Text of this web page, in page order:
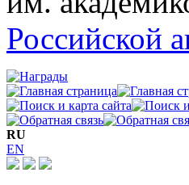
Российской
RU
EN